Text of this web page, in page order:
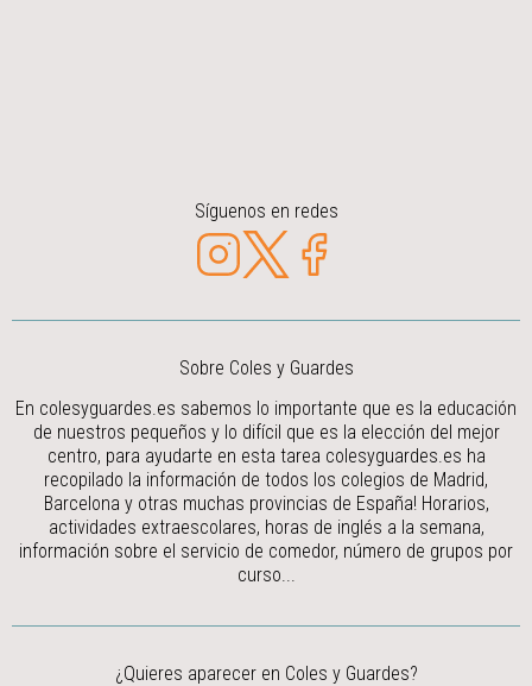
Síguenos en redes
Sobre Coles y Guardes
En colesyguardes.es sabemos lo importante que es la educación
de nuestros pequeños y lo difícil que es la elección del mejor
centro, para ayudarte en esta tarea colesyguardes.es ha
recopilado la información de todos los colegios de Madrid,
Barcelona y otras muchas provincias de España! Horarios,
actividades extraescolares, horas de inglés a la semana,
información sobre el servicio de comedor, número de grupos por
curso...
¿Quieres aparecer en Coles y Guardes?